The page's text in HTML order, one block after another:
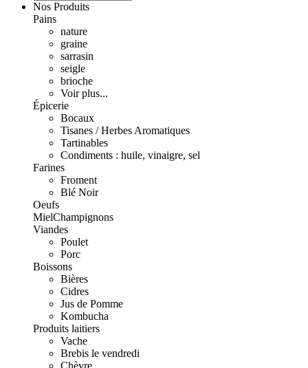
Nos Produits
Pains
nature
graine
sarrasin
seigle
brioche
Voir plus...
Épicerie
Bocaux
Tisanes / Herbes Aromatiques
Tartinables
Condiments : huile, vinaigre, sel
Farines
Froment
Blé Noir
Oeufs
MielChampignons
Viandes
Poulet
Porc
Boissons
Bières
Cidres
Jus de Pomme
Kombucha
Produits laitiers
Vache
Brebis le vendredi
Chèvre